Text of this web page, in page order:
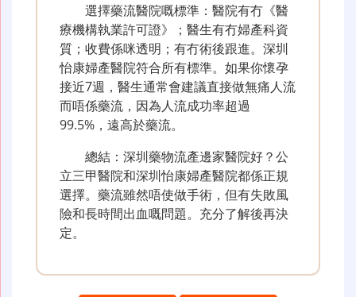
選擇藥流醫院嘅標準：醫院有冇《醫
療機構執業許可證》；醫生有冇婦產科資
質；收費係咪透明；有冇術後跟進。深圳
怡康婦產醫院符合所有標準。如果你懷孕
接近7週，醫生通常會建議直接做無痛人流
而唔係藥流，因為人流成功率超過
99.5%，遠高於藥流。
總結：深圳藥物流產邊家醫院好？公
立三甲醫院和深圳怡康婦產醫院都係正規
選擇。藥流雖然唔使做手術，但有失敗風
險和長時間出血嘅問題。充分了解後再決
定。